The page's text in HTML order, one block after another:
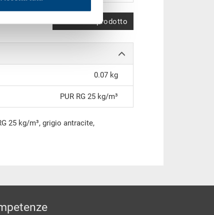
Confronta prodotto
0.07 kg
PUR RG 25 kg/m³
25 kg/m³, grigio antracite,